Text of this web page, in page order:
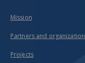
Mission
Partners and organization
Projects